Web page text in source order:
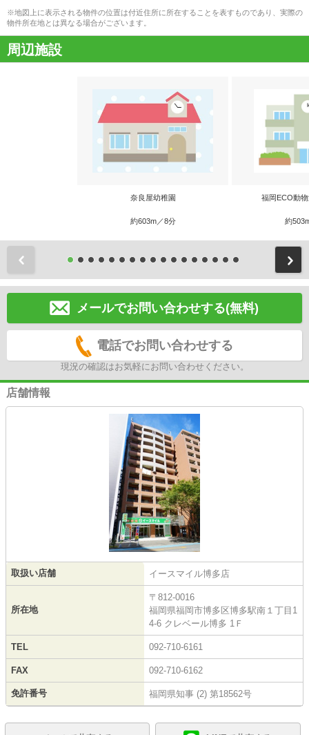
※地図上に表示される物件の位置は付近住所に所在することを表すものであり、実際の
物件所在地とは異なる場合がございます。
周辺施設
奈良屋幼稚園
約603m／8分
福岡ECO動
約
メールでお問い合わせする(無料)
電話でお問い合わせする
現況の確認はお気軽にお問い合わせください。
店舗情報
取扱い店舗 イースマイル博多店
所在地
〒812-0016
福岡県福岡市博多区博多駅南１丁目1
4-6 クレベール博多 1Ｆ
TEL 092-710-6161
FAX 092-710-6162
免許番号 福岡県知事 (2) 第18562号